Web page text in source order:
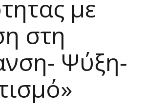
με
στη
Ψύξη-